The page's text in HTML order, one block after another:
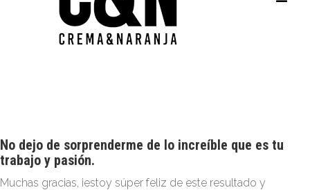
BRANDING
No dejo de sorprenderme de lo increíble que es tu
trabajo y pasión.
Muchas gracias, ¡estoy súper feliz de este resultado y